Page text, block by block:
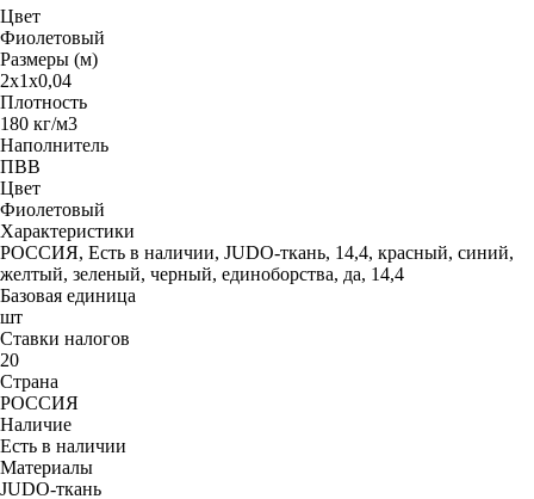
Цвет
Фиолетовый
Размеры (м)
2х1х0,04
Плотность
180 кг/м3
Наполнитель
ПВВ
Цвет
Фиолетовый
Характеристики
РОССИЯ, Есть в наличии, JUDO-ткань, 14,4, красный, синий,
желтый, зеленый, черный, единоборства, да, 14,4
Базовая единица
шт
Ставки налогов
20
Страна
РОССИЯ
Наличие
Есть в наличии
Материалы
JUDO-ткань